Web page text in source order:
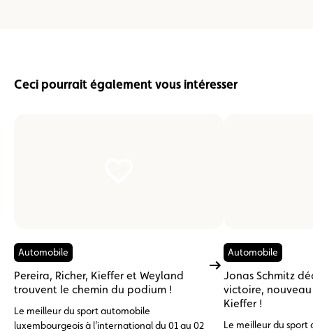
Ceci pourrait également vous intéresser
Automobile
Pereira, Richer, Kieffer et Weyland
trouvent le chemin du podium !
Le meilleur du sport automobile
luxembourgeois à l’international du 01 au 02
Automobile
Jonas Schmitz
victoire,
Kieffer !
Le meilleur du sport